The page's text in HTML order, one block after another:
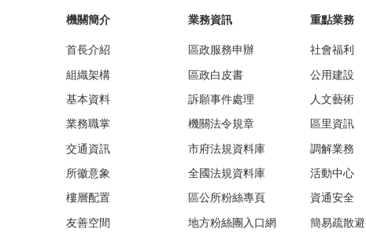
機關簡介
首長介紹
組織架構
基本資料
業務職掌
交通資訊
所徽意象
樓層配置
友善空間
業務資訊
區政服務申辦
區政白皮書
訴願事件處理
機關法令規章
市府法規資料庫
全國法規資料庫
區公所粉絲專頁
地方粉絲團入口網
重點業務
社會福利
公用建設
人文藝術
區里資訊
調解業務
活動中心
資通安全
簡易疏散